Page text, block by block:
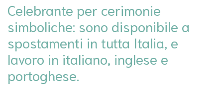
Celebrante per cerimonie
simboliche: sono disponibile a
spostamenti in tutta Italia, e
lavoro in italiano, inglese e
portoghese.